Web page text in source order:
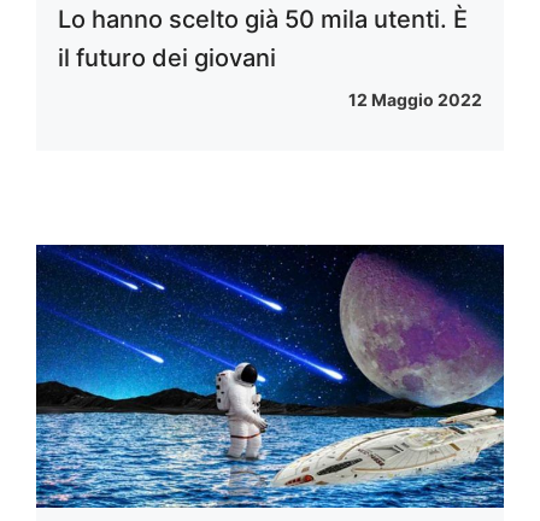
Lo hanno scelto già 50 mila utenti. È
il futuro dei giovani
12 Maggio 2022